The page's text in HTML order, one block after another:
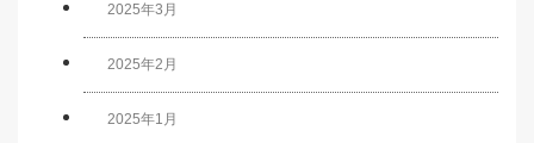
2025年3月
2025年2月
2025年1月